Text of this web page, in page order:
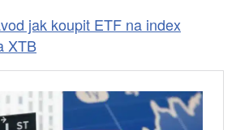
jak koupit ETF na index
XTB